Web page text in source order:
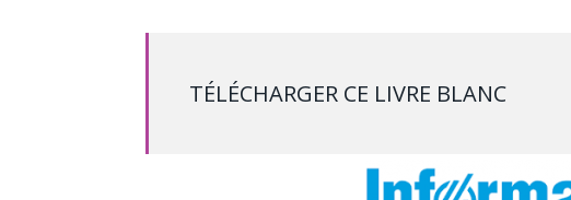
TÉLÉCHARGER CE LIVRE BLANC